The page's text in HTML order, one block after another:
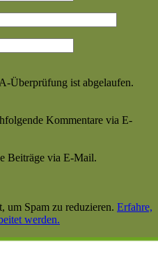
Überprüfung ist abgelaufen.
Kommentare via E-
Beiträge via E-Mail.
um Spam zu reduzieren. Erfahre,
werden.